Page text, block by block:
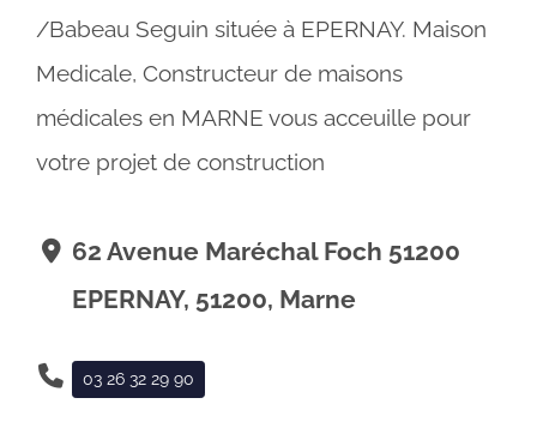
/Babeau Seguin située à EPERNAY. Maison
Medicale, Constructeur de maisons
médicales en MARNE vous acceuille pour
votre projet de construction
62 Avenue Maréchal Foch 51200
EPERNAY, 51200, Marne
03 26 32 29 90